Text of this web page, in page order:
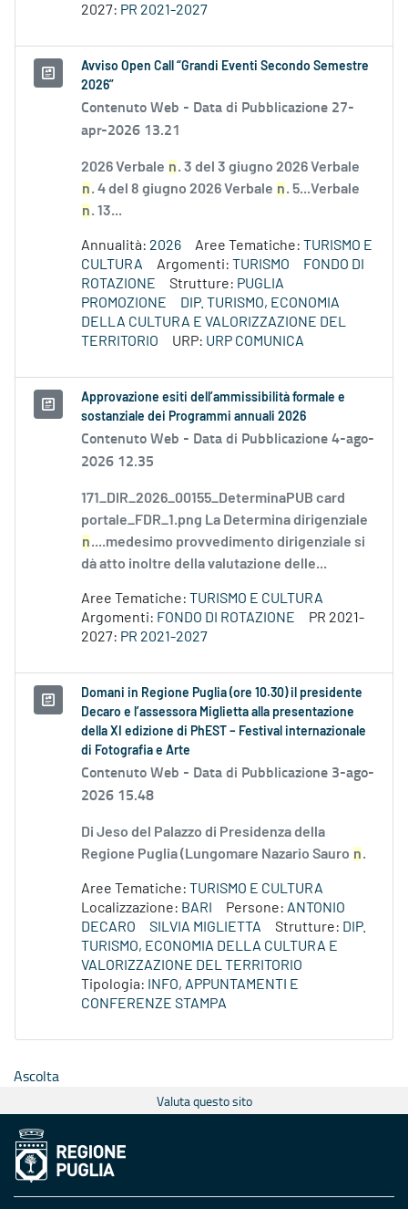
2027: PR 2021-2027
Avviso Open Call “Grandi Eventi Secondo Semestre
2026”
Contenuto Web - Data di Pubblicazione 27-
apr-2026 13.21
2026 Verbale n. 3 del 3 giugno 2026 Verbale
n. 4 del 8 giugno 2026 Verbale n. 5...Verbale
n. 13...
Annualità: 2026 Aree Tematiche: TURISMO E
CULTURA
Argomenti: TURISMO
FONDO DI
ROTAZIONE
Strutture: PUGLIA
PROMOZIONE
DIP. TURISMO, ECONOMIA
DELLA CULTURA E VALORIZZAZIONE DEL
TERRITORIO
URP: URP COMUNICA
Approvazione esiti dell’ammissibilità formale e
sostanziale dei Programmi annuali 2026
Contenuto Web - Data di Pubblicazione 4-ago-
2026 12.35
171_DIR_2026_00155_DeterminaPUB card
portale_FDR_1.png La Determina dirigenziale
n....medesimo provvedimento dirigenziale si
dà atto inoltre della valutazione delle...
Aree Tematiche: TURISMO E CULTURA
Argomenti: FONDO DI ROTAZIONE
PR 2021-
2027: PR 2021-2027
Domani in Regione Puglia (ore 10.30) il presidente
Decaro e l’assessora Miglietta alla presentazione
della XI edizione di PhEST – Festival internazionale
di Fotografia e Arte
Contenuto Web - Data di Pubblicazione 3-ago-
2026 15.48
Di Jeso del Palazzo di Presidenza della
Regione Puglia (Lungomare Nazario Sauro n.
Aree Tematiche: TURISMO E CULTURA
Localizzazione: BARI Persone: ANTONIO
DECARO
SILVIA MIGLIETTA Strutture: DIP.
TURISMO, ECONOMIA DELLA CULTURA E
VALORIZZAZIONE DEL TERRITORIO
Tipologia:
INFO, APPUNTAMENTI E
CONFERENZE STAMPA
Ascolta
Valuta questo sito